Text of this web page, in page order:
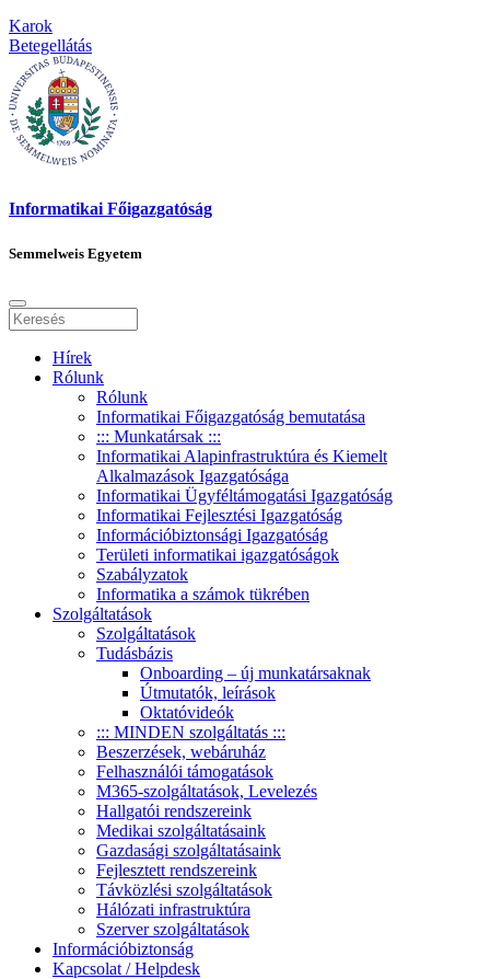
Karok
Betegellátás
Informatikai Főigazgatóság
Semmelweis Egyetem
Hírek
Rólunk
Rólunk
Informatikai Főigazgatóság bemutatása
::: Munkatársak :::
Informatikai Alapinfrastruktúra és Kiemelt
Alkalmazások Igazgatósága
Informatikai Ügyféltámogatási Igazgatóság
Informatikai Fejlesztési Igazgatóság
Információbiztonsági Igazgatóság
Területi informatikai igazgatóságok
Szabályzatok
Informatika a számok tükrében
Szolgáltatások
Szolgáltatások
Tudásbázis
Onboarding – új munkatársaknak
Útmutatók, leírások
Oktatóvideók
::: MINDEN szolgáltatás :::
Beszerzések, webáruház
Felhasználói támogatások
M365-szolgáltatások, Levelezés
Hallgatói rendszereink
Medikai szolgáltatásaink
Gazdasági szolgáltatásaink
Fejlesztett rendszereink
Távközlési szolgáltatások
Hálózati infrastruktúra
Szerver szolgáltatások
Információbiztonság
Kapcsolat / Helpdesk